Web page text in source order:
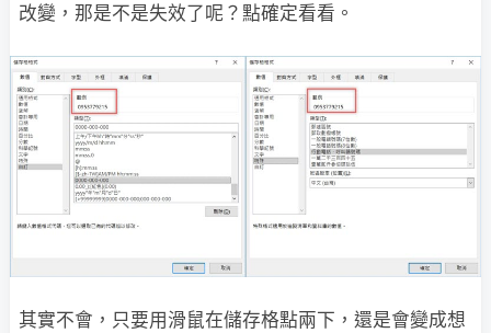
改變，那是不是失效了呢？點確定看看。
其實不會，只要用滑鼠在儲存格點兩下，還是會變成想